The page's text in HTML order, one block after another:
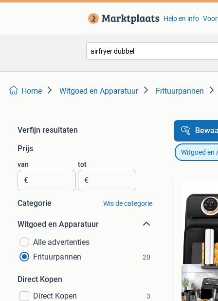
Help en info
Home Witgoed en Apparatuur Frituurpannen
Verfijn resultaten
Prijs
van
€
tot
€
Categorie Wis de categorie
Witgoed en Apparatuur
Alle advertenties
Frituurpannen
20
Direct Kopen
Direct Kopen
3
Witgoed en